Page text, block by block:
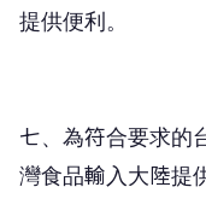
提供便利。
七、為符合要求的
灣食品輸入大陸提